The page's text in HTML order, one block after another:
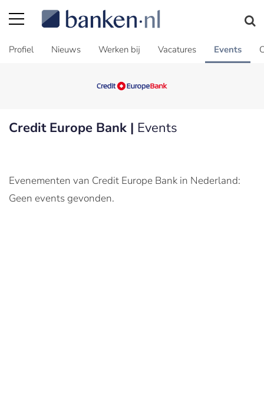
Profiel Nieuws Werken bij Vacatures Events
Credit Europe Bank | Events
Evenementen van Credit Europe Bank in Nederland:
Geen events gevonden.